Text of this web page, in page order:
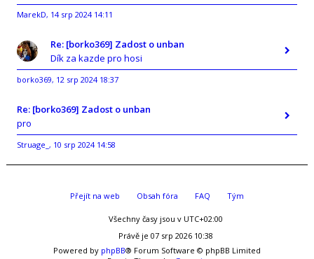
MarekD, 14 srp 2024 14:11
Re: [borko369] Zadost o unban
Dík za kazde pro hosi
borko369, 12 srp 2024 18:37
Re: [borko369] Zadost o unban
pro
Struage_ , 10 srp 2024 14:58
Přejít na web Obsah fóra FAQ Tým
Všechny časy jsou v UTC+02:00
Právě je 07 srp 2026 10:38
Powered by phpBB® Forum Software © phpBB Limited